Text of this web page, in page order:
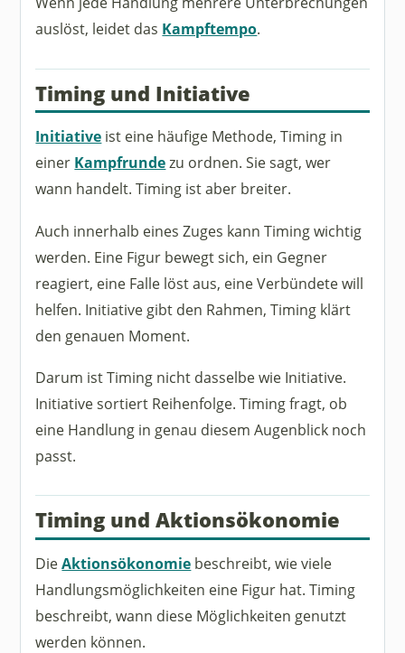
auslöst, leidet das Kampftempo.
Timing und Initiative
Initiative ist eine häufige Methode, Timing in
einer Kampfrundezu ordnen. Sie sagt, wer
wann handelt. Timing ist aber breiter.
Auch innerhalb eines Zuges kann Timing wichtig
werden. Eine Figur bewegt sich, ein Gegner
reagiert, eine Falle löst aus, eine Verbündete will
helfen. Initiative gibt den Rahmen, Timing klärt
den genauen Moment.
Darum ist Timing nicht dasselbe wie Initiative.
Initiative sortiert Reihenfolge. Timing fragt, ob
eine Handlung in genau diesem Augenblick noch
passt.
Timing und Aktionsökonomie
DieAktionsökonomie beschreibt, wie viele
Handlungsmöglichkeiten eine Figur hat. Timing
beschreibt, wann diese Möglichkeiten genutzt
werden können.